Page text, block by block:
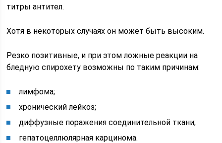
титры антител.
Хотя в некоторых случаях он может быть высоким.
Резко позитивные, и при этом ложные реакции на
бледную спирохету возможны по таким причинам:
лимфома;
хронический лейкоз;
диффузные поражения соединительной ткани;
гепатоцеллюлярная карцинома.